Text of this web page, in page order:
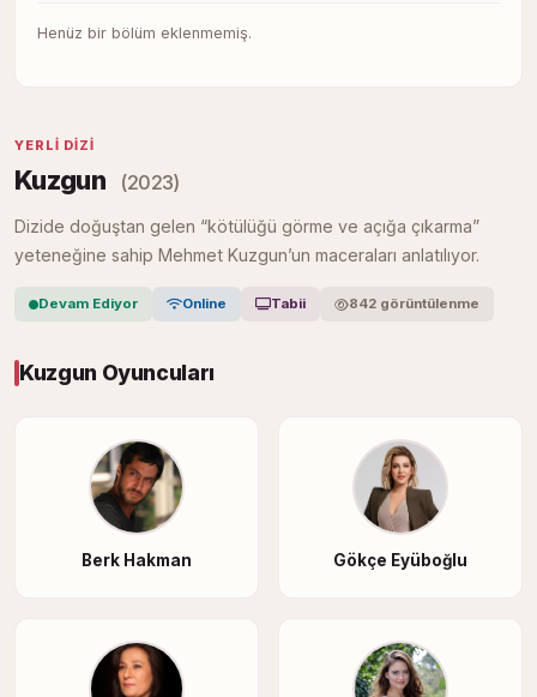
Henüz bir bölüm eklenmemiş.
YERLI DIZI
Kuzgun (2023)
Dizide doğuştan gelen “kötülüğü görme ve açığa çıkarma”
yeteneğine sahip Mehmet Kuzgun’un maceraları anlatılıyor.
Devam Ediyor Online Tabii 842 görüntülenme
Kuzgun Oyuncuları
Berk Hakman Gökçe Eyüboğlu